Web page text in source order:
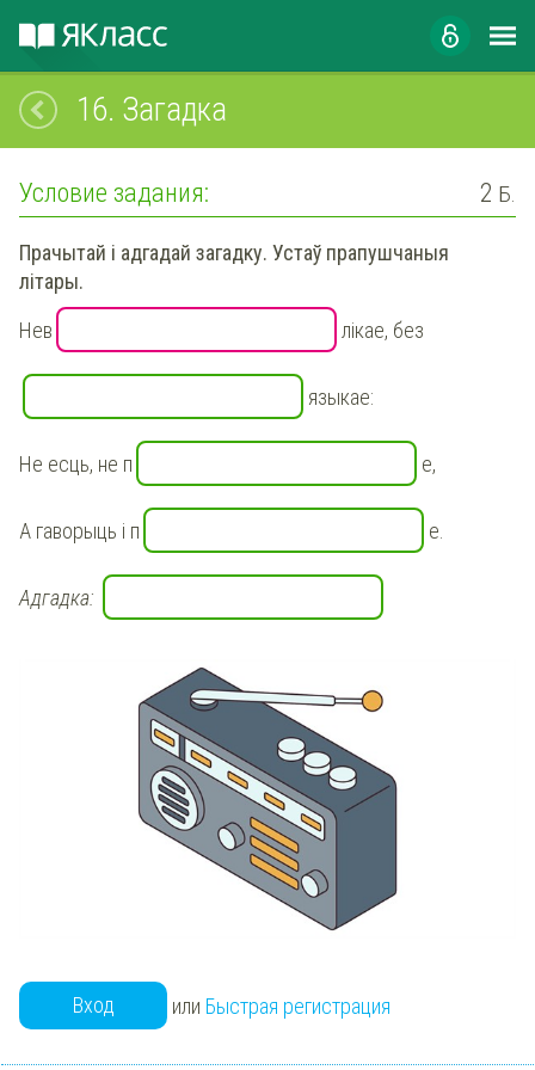
16. Загадка
Условие задания: 2 Б.
Прачытай і адгадай загадку. Устаў прапушчаныя
літары.
Нев
лікае, без
языкае:
Не есць, не п е,
А гаворыць і п е.
Адгадка:
Вход или Быстрая регистрация